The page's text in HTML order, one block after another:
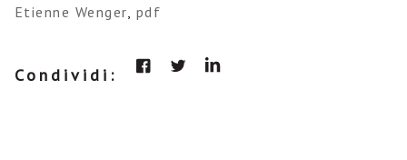
Etienne Wenger, pdf
Condividi: